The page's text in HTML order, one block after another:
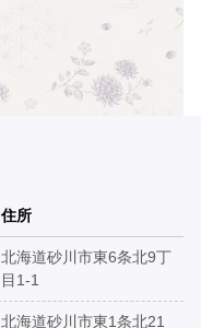
住所
北海道砂川市東6条北9丁
目1-1
北海道砂川市東1条北21